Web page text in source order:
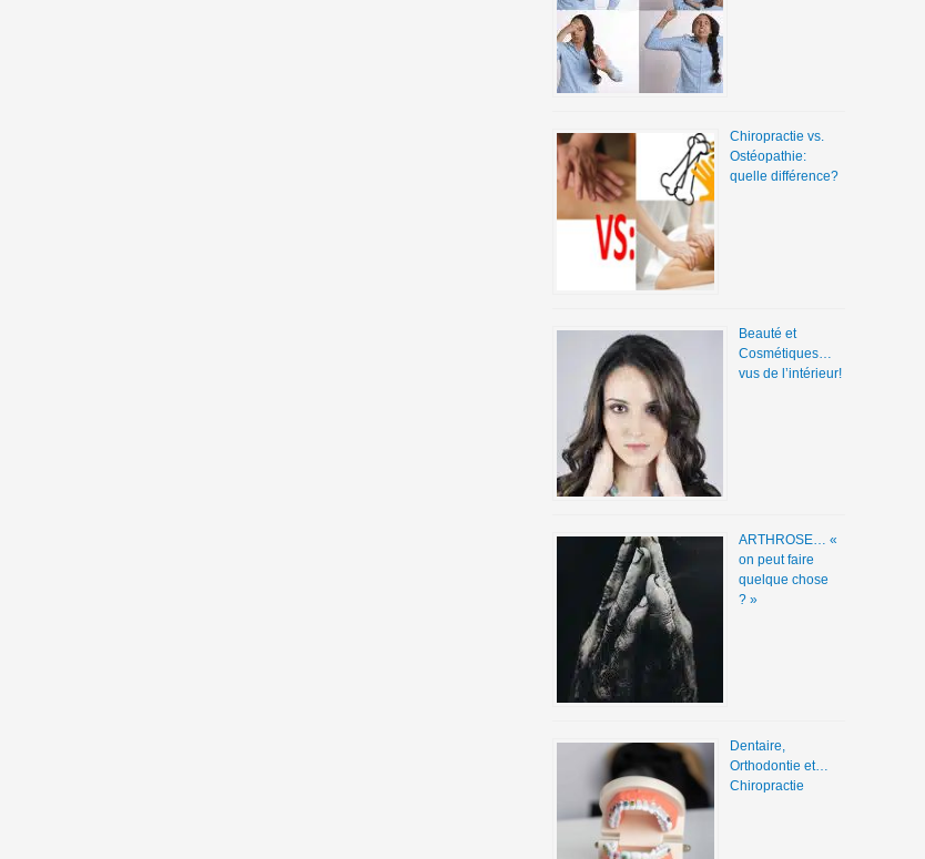
Chiropractie vs.
Ostéopathie:
quelle différence?
Beauté et
Cosmétiques…
vus de l’intérieur!
ARTHROSE… «
on peut faire
quelque chose
? »
Dentaire,
Orthodontie et…
Chiropractie